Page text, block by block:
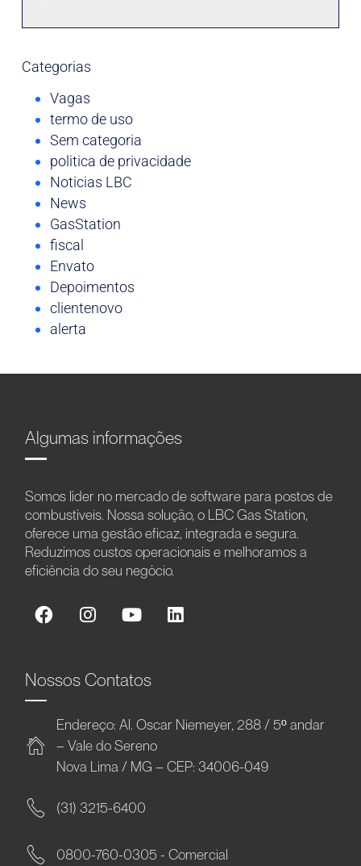
Categorias
Vagas
termo de uso
Sem categoria
politica de privacidade
Noticias LBC
News
GasStation
fiscal
Envato
Depoimentos
clientenovo
alerta
Algumas informações
Somos líder no mercado de software para postos de
combustíveis. Nossa solução, o LBC Gas Station,
oferece uma gestão eficaz, integrada e segura.
Reduzimos custos operacionais e melhoramos a
eficiência do seu negócio.
Nossos Contatos
Endereço: Al. Oscar Niemeyer, 288 / 5º andar
– Vale do Sereno
Nova Lima / MG – CEP: 34006-049
(31) 3215-6400
0800-760-0305 - Comercial